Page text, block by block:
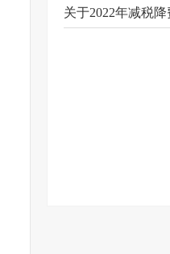
关于2022年减税